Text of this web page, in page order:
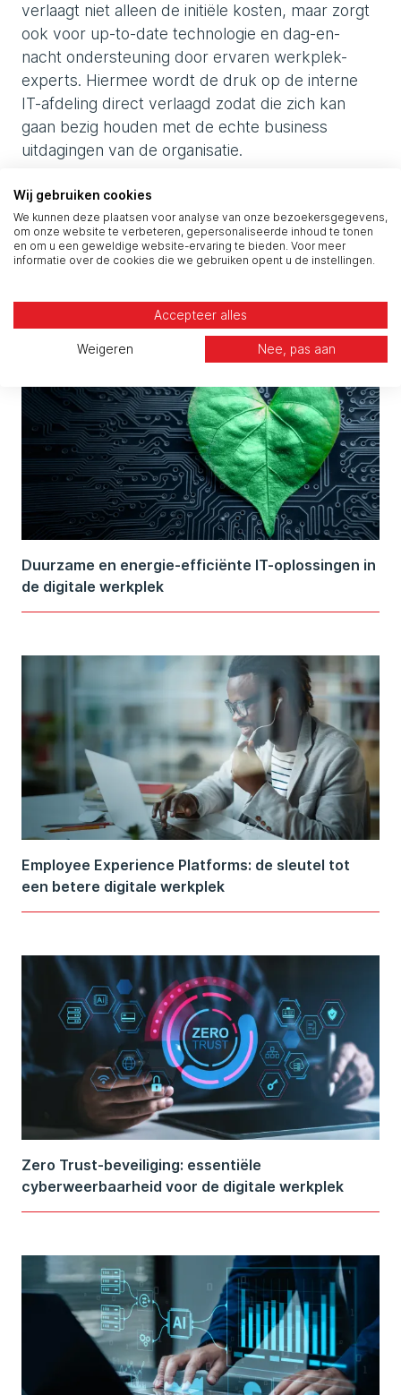
verlaagt niet alleen de initiële kosten, maar zorgt
ook voor up-to-date technologie en dag-en-
nacht ondersteuning door ervaren werkplek-
experts. Hiermee wordt de druk op de interne
IT-afdeling direct verlaagd zodat die zich kan
gaan bezig houden met de echte business
uitdagingen van de organisatie.
Wil je weten hoe jouw organisatie optimaal kan
profiteren van bovenstaande trends en onze
dienstverlening? Neem contact met ons op voor
een vrijblijvend gesprek.
Gerelateerde artikelen
Duurzame en energie-efficiënte IT-oplossingen in
de digitale werkplek
Employee Experience Platforms: de sleutel tot
een betere digitale werkplek
Zero Trust-beveiliging: essentiële
cyberweerbaarheid voor de digitale werkplek
Wij gebruiken cookies
We kunnen deze plaatsen voor analyse van onze bezoekersgegevens,
om onze website te verbeteren, gepersonaliseerde inhoud te tonen
en om u een geweldige website-ervaring te bieden. Voor meer
informatie over de cookies die we gebruiken opent u de instellingen.
Accepteer alles
Weigeren Nee, pas aan